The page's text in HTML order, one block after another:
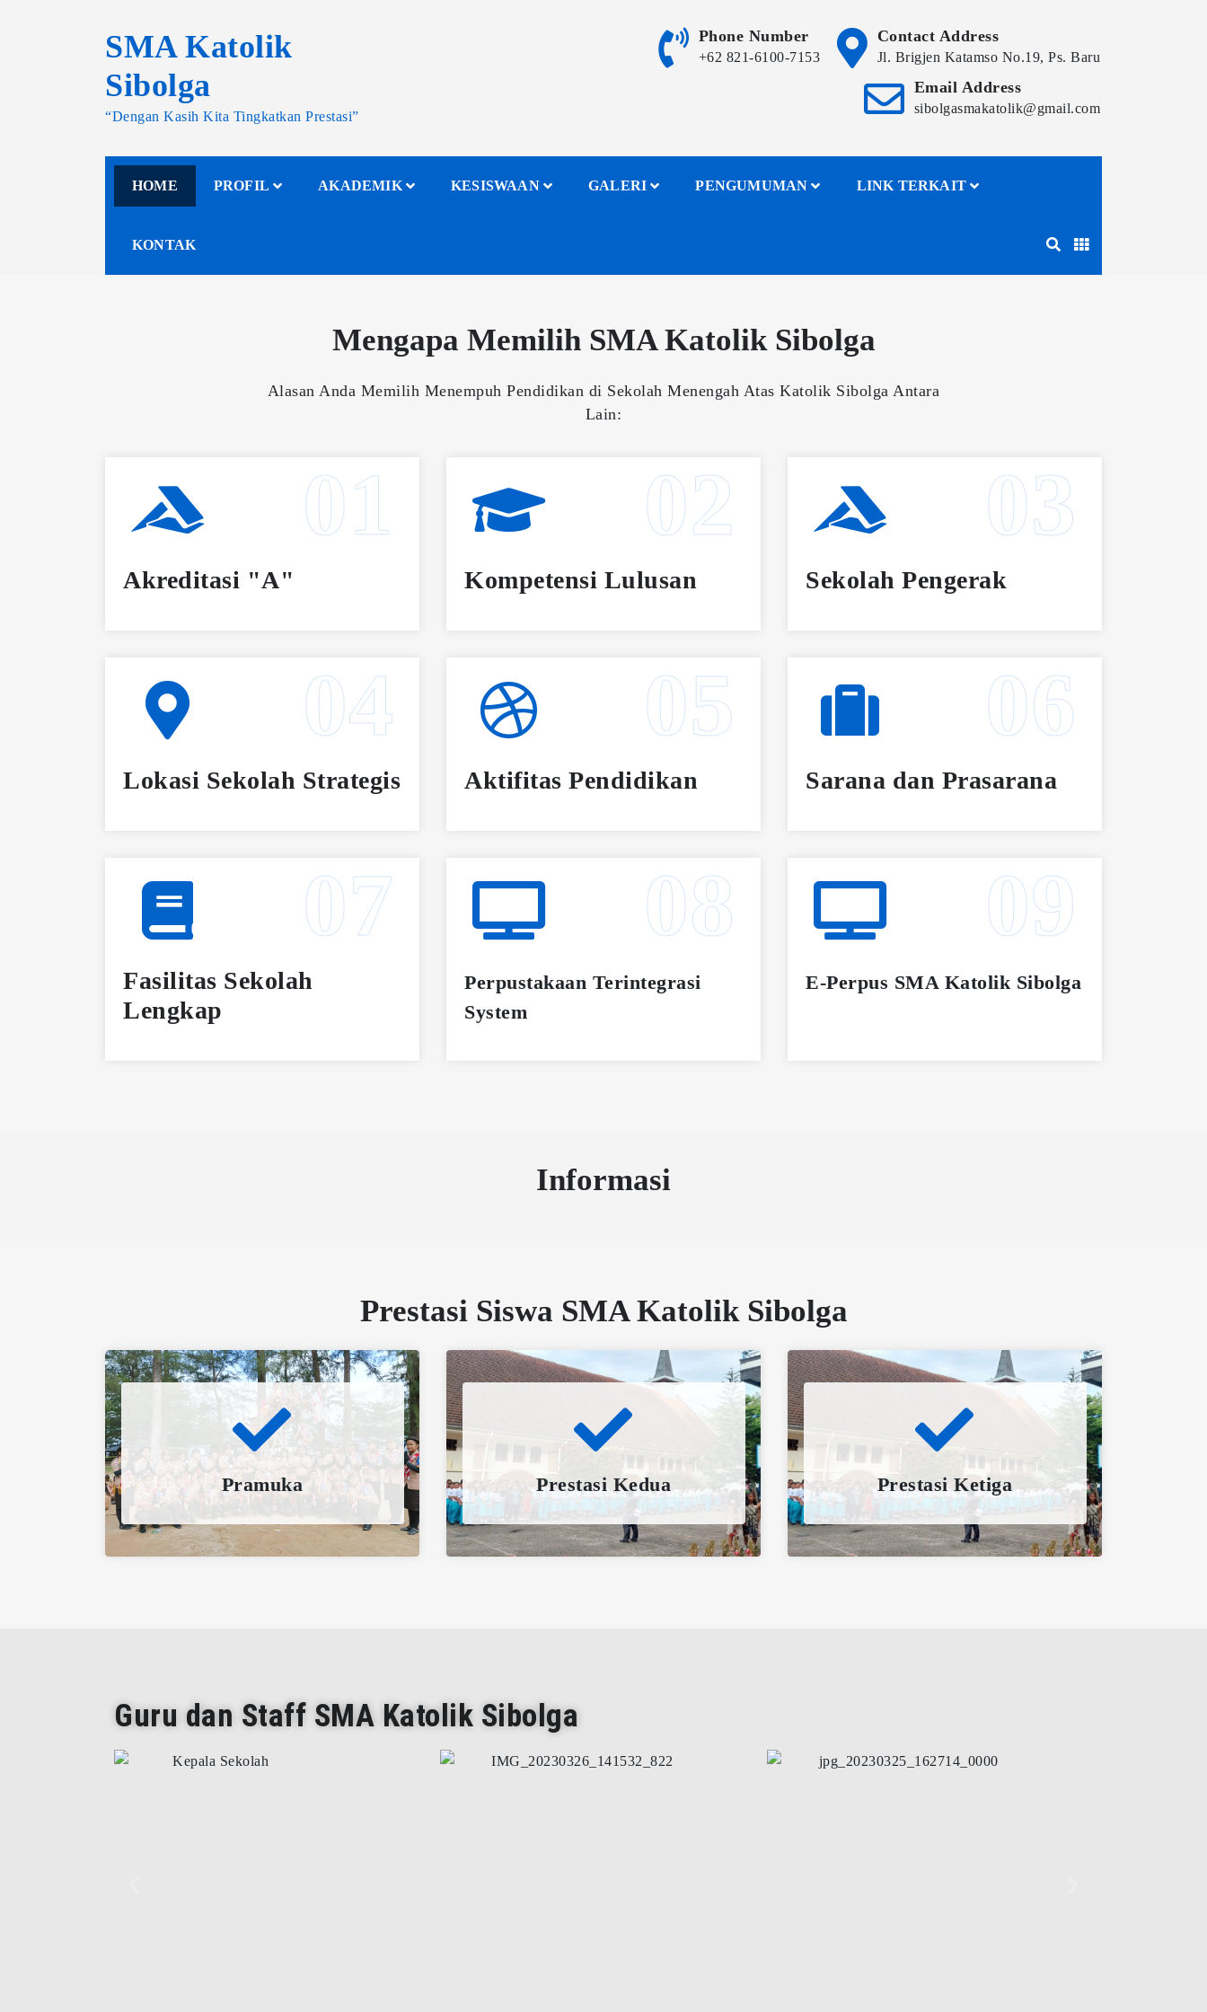
SMA Katolik
Sibolga
“Dengan Kasih Kita Tingkatkan Prestasi”
Phone Number
+62 821-6100-7153
Contact Address
Jl. Brigjen Katamso No.19, Ps. Baru
Email Address
sibolgasmakatolik@gmail.com
HOME PROFIL AKADEMIK KESISWAAN GALERI PENGUMUMAN LINK TERKAIT
KONTAK
Mengapa Memilih SMA Katolik Sibolga
Alasan Anda Memilih Menempuh Pendidikan di Sekolah Menengah Atas Katolik Sibolga Antara
Lain:
Akreditasi "A" Kompetensi Lulusan Sekolah Pengerak
Lokasi Sekolah Strategis Aktifitas Pendidikan Sarana dan Prasarana
Fasilitas Sekolah
Lengkap
Perpustakaan Terintegrasi
System
E-Perpus SMA Katolik Sibolga
Informasi
Prestasi Siswa SMA Katolik Sibolga
Pramuka Prestasi Kedua Prestasi Ketiga
Guru dan Staff SMA Katolik Sibolga